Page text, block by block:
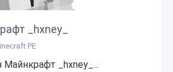
_hxney_
PE
Майнкрафт _hxney_...